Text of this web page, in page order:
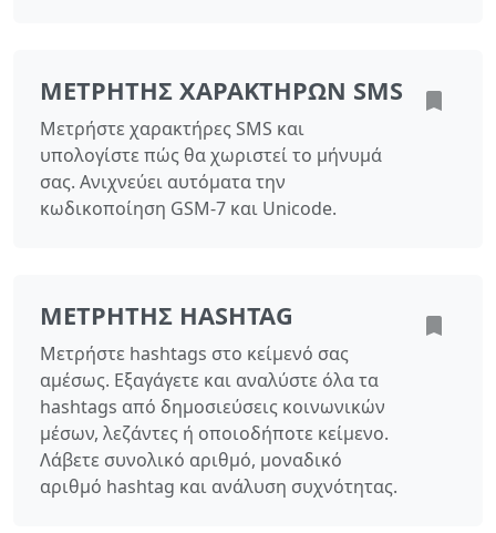
ΜΕΤΡΗΤΉΣ ΧΑΡΑΚΤΉΡΩΝ SMS
Μετρήστε χαρακτήρες SMS και
υπολογίστε πώς θα χωριστεί το μήνυμά
σας. Ανιχνεύει αυτόματα την
κωδικοποίηση GSM-7 και Unicode.
ΜΕΤΡΗΤΉΣ HASHTAG
Μετρήστε hashtags στο κείμενό σας
αμέσως. Εξαγάγετε και αναλύστε όλα τα
hashtags από δημοσιεύσεις κοινωνικών
μέσων, λεζάντες ή οποιοδήποτε κείμενο.
Λάβετε συνολικό αριθμό, μοναδικό
αριθμό hashtag και ανάλυση συχνότητας.